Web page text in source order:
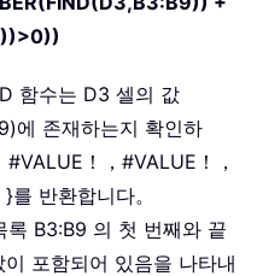
함수는 D3 셀의 값
에 존재하는지 확인하
！，#VALUE！，
반환합니다。
록 B3:B9 의 첫 번째와 끝
포함되어 있음을 나타내